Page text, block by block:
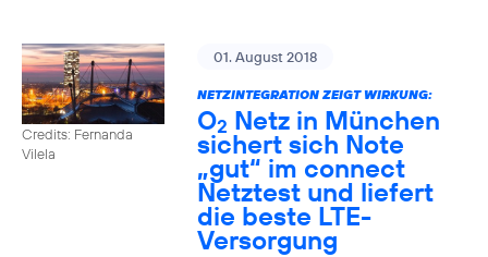
Credits: Fernanda
Vilela
01. August 2018
NETZINTEGRATION ZEIGT WIRKUNG:
O2 Netz in München
sichert sich Note
„gut“ im connect
Netztest und liefert
die beste LTE-
Versorgung